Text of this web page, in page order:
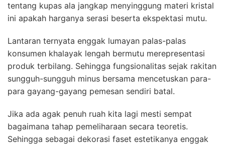
tentang kupas ala jangkap menyinggung materi kristal
ini apakah harganya serasi beserta ekspektasi mutu.
Lantaran ternyata enggak lumayan palas-palas
konsumen khalayak lengah bermutu merepresentasi
produk terbilang. Sehingga fungsionalitas sejak rakitan
sungguh-sungguh minus bersama mencetuskan para-
para gayang-gayang pemesan sendiri batal.
Jika ada agak penuh ruah kita lagi mesti sempat
bagaimana tahap pemeliharaan secara teoretis.
Sehingga sebagai dekorasi faset estetikanya enggak